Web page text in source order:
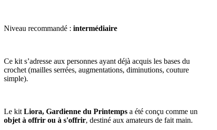
Niveau recommandé : intermédiaire
Ce kit s’adresse aux personnes ayant déjà acquis les bases du
crochet (mailles serrées, augmentations, diminutions, couture
simple).
Le kit Liora, Gardienne du Printemps a été conçu comme un
objet à offrir ou à s'offrir, destiné aux amateurs de fait main.